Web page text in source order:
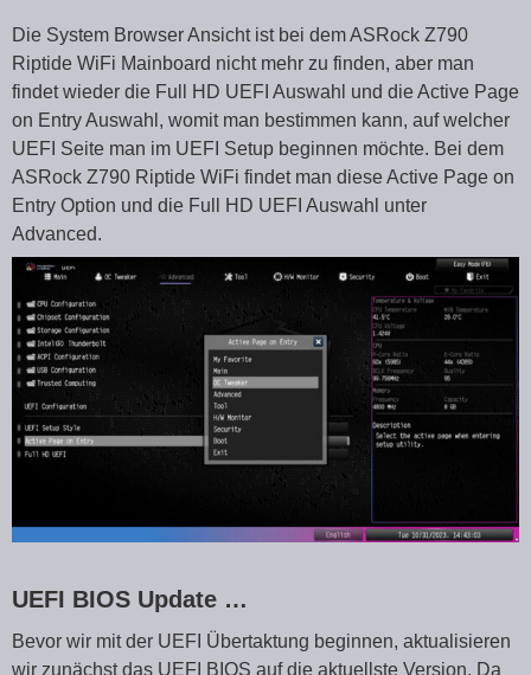
Die System Browser Ansicht ist bei dem ASRock Z790
Riptide WiFi Mainboard nicht mehr zu finden, aber man
findet wieder die Full HD UEFI Auswahl und die Active Page
on Entry Auswahl, womit man bestimmen kann, auf welcher
UEFI Seite man im UEFI Setup beginnen möchte. Bei dem
ASRock Z790 Riptide WiFi findet man diese Active Page on
Entry Option und die Full HD UEFI Auswahl unter
Advanced.
UEFI BIOS Update …
Bevor wir mit der UEFI Übertaktung beginnen, aktualisieren
wir zunächst das UEFI BIOS auf die aktuellste Version. Da